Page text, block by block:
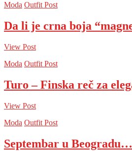
Moda Outfit Post
Da li je crna boja
View Post
Moda Outfit Post
Turo – Finska reč za
View Post
Moda Outfit Post
Septembar u Beogradu…